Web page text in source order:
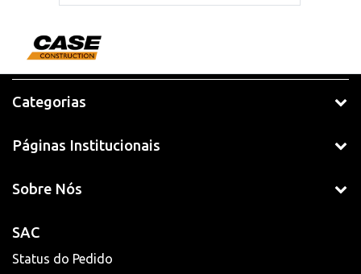
Categorias
Páginas Institucionais
Sobre Nós
SAC
Status do Pedido